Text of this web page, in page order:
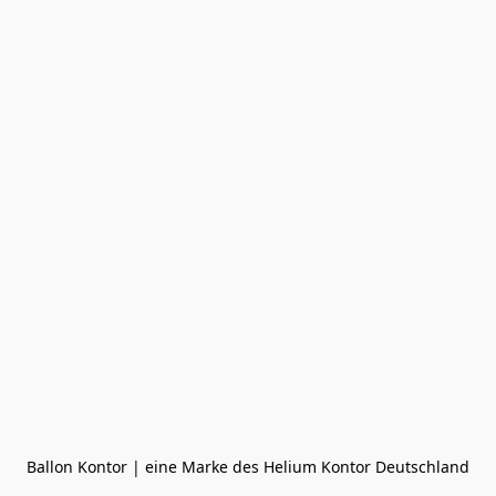
Ballon Kontor | eine Marke des Helium Kontor Deutschland